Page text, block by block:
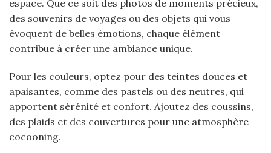
espace. Que ce soit des photos de moments précieux,
des souvenirs de voyages ou des objets qui vous
évoquent de belles émotions, chaque élément
contribue à créer une ambiance unique.
Pour les couleurs, optez pour des teintes douces et
apaisantes, comme des pastels ou des neutres, qui
apportent sérénité et confort. Ajoutez des coussins,
des plaids et des couvertures pour une atmosphère
cocooning.